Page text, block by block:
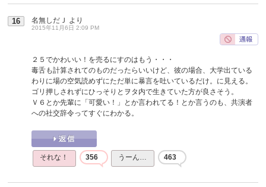
16 名無しだＪ より
2015年11月6日 2:09 PM
２５でかわいい！を売るにすのはもう・・・
毒舌も計算されてのものだったらいいけど、彼の場合、大学出ている
わりに場の空気読めずにただ単に暴言を吐いているだけ。に見える。
ゴリ押しされずにひっそりとヲタ内で生きていた方が良さそう。
Ｖ６とか先輩に「可愛い！」とか言われてる！とか言うのも、共演者
への社交辞令ってすぐにわかる。
それな！ 356 うーん… 463